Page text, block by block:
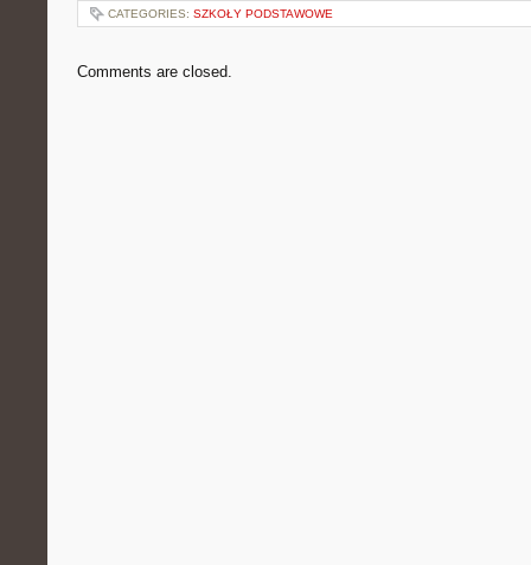
CATEGORIES: SZKOŁY PODSTAWOWE
Comments are closed.